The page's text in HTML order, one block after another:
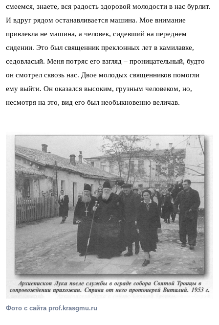
смеемся, знаете, вся радость здоровой молодости в нас бурлит.
И вдруг рядом останавливается машина. Мое внимание
привлекла не машина, а человек, сидевший на переднем
сидении. Это был священник преклонных лет в камилавке,
седовласый. Меня потряс его взгляд – проницательный, будто
он смотрел сквозь нас. Двое молодых священников помогли
ему выйти. Он оказался высоким, грузным человеком, но,
несмотря на это, вид его был необыкновенно величав.
Фото с сайта prof.krasgmu.ru